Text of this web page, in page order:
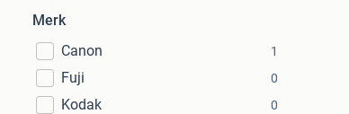
Merk
Canon
1
Fuji 0
Kodak 0